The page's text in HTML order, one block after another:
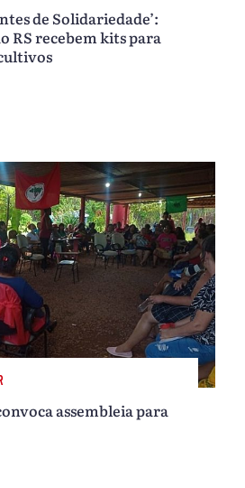
de Solidariedade’:
RS recebem kits para
assembleia para